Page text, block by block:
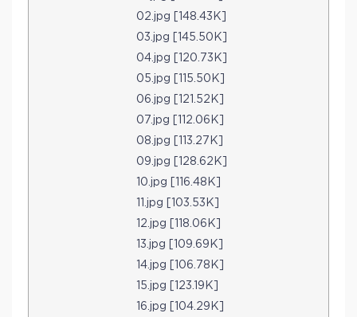
02.jpg [148.43K]
03.jpg [145.50K]
04.jpg [120.73K]
05.jpg [115.50K]
06.jpg [121.52K]
07.jpg [112.06K]
08.jpg [113.27K]
09.jpg [128.62K]
10.jpg [116.48K]
11.jpg [103.53K]
12.jpg [118.06K]
13.jpg [109.69K]
14.jpg [106.78K]
15.jpg [123.19K]
16.jpg [104.29K]